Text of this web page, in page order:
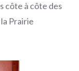
côte à côte des
Prairie